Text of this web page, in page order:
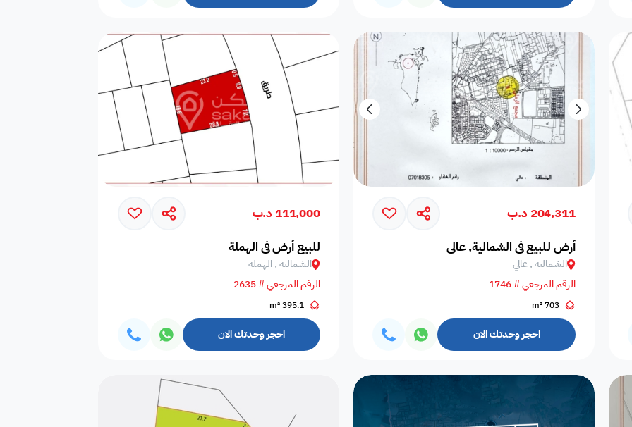
منطقة الطعام فريزر اطلالة على الحديقة ألعاب أطفال ملعب فرن
غسالة غرفة سينما ملعب كرة قدم طاولة تنس شاطئ خاص
حالة التأثيث أي غرفة نوم 0
204,311 د.ب
أرض لـلبيع في الشمالية, عالي
الشمالية , عالي
الرقم المرجعي # 1746
703 m²
احجز وحدتك الان
111,000 د.ب
للبيع أرض في الهملة
الشمالية , الهملة
الرقم المرجعي # 2635
395.1 m²
احجز وحدتك الان